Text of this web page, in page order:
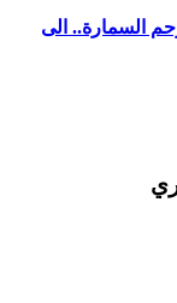
السمارة.. الى